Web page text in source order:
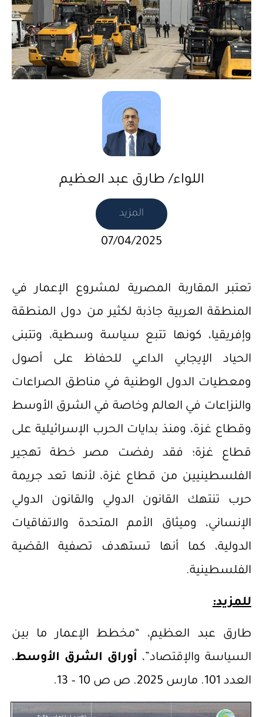
اللواء/ طارق عبد العظيم
المزيد
07/04/2025
تعتبر المقاربة المصرية لمشروع الإعمار في
المنطقة العربية جاذبة لكثير من دول المنطقة
وإفريقيا، كونها تتبع سياسة وسطية، وتتبنى
الحياد الإيجابي الداعي للحفاظ على أصول
ومعطيات الدول الوطنية في مناطق الصراعات
والنزاعات في العالم وخاصة في الشرق الأوسط
وقطاع غزة، ومنذ بدايات الحرب الإسرائيلية على
قطاع غزة؛ فقد رفضت مصر خطة تهجير
الفلسطينيين من قطاع غزة، لأنها تعد جريمة
حرب تنتهك القانون الدولي والقانون الدولي
الإنساني، وميثاق الأمم المتحدة والاتفاقيات
الدولية، كما أنها تستهدف تصفية القضية
الفلسطينية.
للمزيد:
طارق عبد العظيم، “مخطط الإعمار ما بين
السياسة والإقتصاد”، أوراق الشرق الأوسط،
العدد 101. مارس 2025. ص ص 10 – 13.